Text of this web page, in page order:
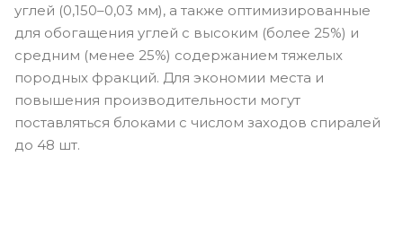
углей (0,150–0,03 мм), а также оптимизированные
для обогащения углей с высоким (более 25%) и
средним (менее 25%) содержанием тяжелых
породных фракций. Для экономии места и
повышения производительности могут
поставляться блоками с числом заходов спиралей
до 48 шт.